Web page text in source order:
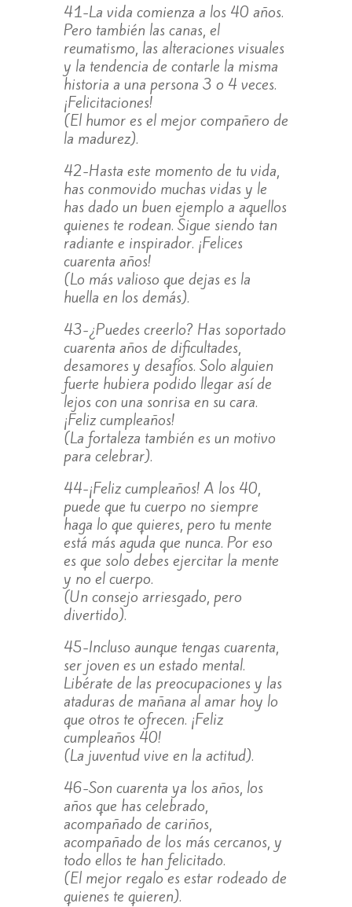
41-La vida comienza a los 40 años.
Pero también las canas, el
reumatismo, las alteraciones visuales
y la tendencia de contarle la misma
historia a una persona 3 o 4 veces.
¡Felicitaciones!
(El humor es el mejor compañero de
la madurez).
42-Hasta este momento de tu vida,
has conmovido muchas vidas y le
has dado un buen ejemplo a aquellos
quienes te rodean. Sigue siendo tan
radiante e inspirador. ¡Felices
cuarenta años!
(Lo más valioso que dejas es la
huella en los demás).
43-¿Puedes creerlo? Has soportado
cuarenta años de dificultades,
desamores y desafíos. Solo alguien
fuerte hubiera podido llegar así de
lejos con una sonrisa en su cara.
¡Feliz cumpleaños!
(La fortaleza también es un motivo
para celebrar).
44-¡Feliz cumpleaños! A los 40,
puede que tu cuerpo no siempre
haga lo que quieres, pero tu mente
está más aguda que nunca. Por eso
es que solo debes ejercitar la mente
y no el cuerpo.
(Un consejo arriesgado, pero
divertido).
45-Incluso aunque tengas cuarenta,
ser joven es un estado mental.
Libérate de las preocupaciones y las
ataduras de mañana al amar hoy lo
que otros te ofrecen. ¡Feliz
cumpleaños 40!
(La juventud vive en la actitud).
46-Son cuarenta ya los años, los
años que has celebrado,
acompañado de cariños,
acompañado de los más cercanos, y
todo ellos te han felicitado.
(El mejor regalo es estar rodeado de
quienes te quieren).